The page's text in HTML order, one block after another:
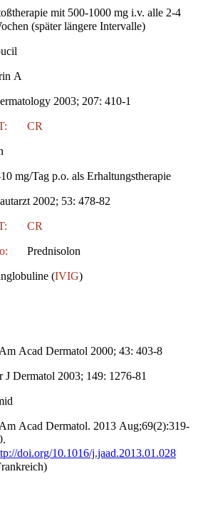
mit 500-1000 mg i.v. alle 2-4
(später längere Intervalle)
A
2003; 207: 410-1
CR
mg/Tag p.o. als Erhaltungstherapie
2002; 53: 478-82
CR
Prednisolon
(IVIG)
Acad Dermatol 2000; 43: 403-8
J Dermatol 2003; 149: 1276-81
Acad Dermatol. 2013 Aug;69(2):319-
doi.org/10.1016/j.jaad.2013.01.028